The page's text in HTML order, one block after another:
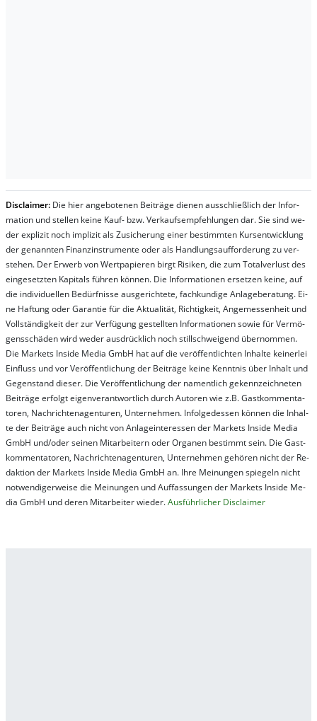
Dis­clai­mer: Die hier an­ge­bo­te­nen Bei­trä­ge die­nen aus­schließ­lich der In­for­
ma­t­ion und stel­len kei­ne Kauf- bzw. Ver­kaufs­em­pfeh­lung­en dar. Sie sind we­
der ex­pli­zit noch im­pli­zit als Zu­sich­er­ung ei­ner be­stim­mt­en Kurs­ent­wick­lung
der ge­nan­nt­en Fi­nanz­in­stru­men­te oder als Handl­ungs­auf­for­der­ung zu ver­
steh­en. Der Er­werb von Wert­pa­pier­en birgt Ri­si­ken, die zum To­tal­ver­lust des
ein­ge­setz­ten Ka­pi­tals füh­ren kön­nen. Die In­for­ma­tion­en er­setz­en kei­ne, auf
die in­di­vi­du­el­len Be­dür­fnis­se aus­ge­rich­te­te, fach­kun­di­ge An­la­ge­be­ra­tung. Ei­
ne Haf­tung oder Ga­ran­tie für die Ak­tu­ali­tät, Rich­tig­keit, An­ge­mes­sen­heit und
Vol­lständ­ig­keit der zur Ver­fü­gung ge­stel­lt­en In­for­ma­tion­en so­wie für Ver­mö­
gens­schä­den wird we­der aus­drück­lich noch stil­lschwei­gend über­nom­men.
Die Mar­kets In­side Me­dia GmbH hat auf die ver­öf­fent­lich­ten In­hal­te kei­ner­lei
Ein­fluss und vor Ver­öf­fent­lich­ung der Bei­trä­ge kei­ne Ken­nt­nis über In­halt und
Ge­gen­stand die­ser. Die Ver­öf­fent­lich­ung der na­ment­lich ge­kenn­zeich­net­en
Bei­trä­ge er­folgt ei­gen­ver­ant­wort­lich durch Au­tor­en wie z.B. Gast­kom­men­ta­
tor­en, Nach­richt­en­ag­en­tur­en, Un­ter­neh­men. In­fol­ge­des­sen kön­nen die In­hal­
te der Bei­trä­ge auch nicht von An­la­ge­in­te­res­sen der Mar­kets In­side Me­dia
GmbH und/oder sei­nen Mit­ar­bei­tern oder Or­ga­nen be­stim­mt sein. Die Gast­
kom­men­ta­tor­en, Nach­rich­ten­ag­en­tur­en, Un­ter­neh­men ge­hör­en nicht der Re­
dak­tion der Mar­kets In­side Me­dia GmbH an. Ihre Mei­nung­en spie­geln nicht
not­wen­di­ger­wei­se die Mei­nung­en und Auf­fas­sung­en der Mar­kets In­side Me­
dia GmbH und de­ren Mit­ar­bei­ter wie­der.Aus­führ­lich­er Dis­clai­mer